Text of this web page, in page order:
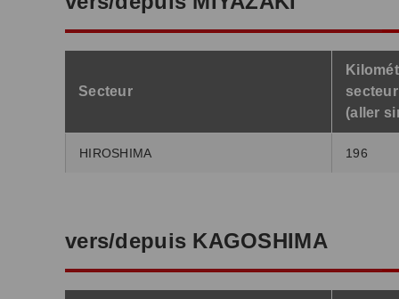
Secteur
secteur
(aller
HIROSHIMA 196
vers/depuis KAGOSHIMA